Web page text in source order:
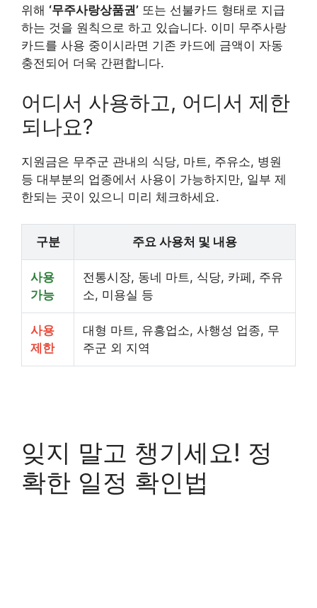
위해 ‘무주사랑상품권’ 또는 선불카드 형태로 지급
하는 것을 원칙으로 하고 있습니다. 이미 무주사랑
카드를 사용 중이시라면 기존 카드에 금액이 자동
충전되어 더욱 간편합니다.
어디서 사용하고, 어디서 제한
되나요?
지원금은 무주군 관내의 식당, 마트, 주유소, 병원
등 대부분의 업종에서 사용이 가능하지만, 일부 제
한되는 곳이 있으니 미리 체크하세요.
구분 주요 사용처 및 내용
사용
가능
전통시장, 동네 마트, 식당, 카페, 주유
소, 미용실 등
사용
제한
대형 마트, 유흥업소, 사행성 업종, 무
주군 외 지역
잊지 말고 챙기세요! 정
확한 일정 확인법